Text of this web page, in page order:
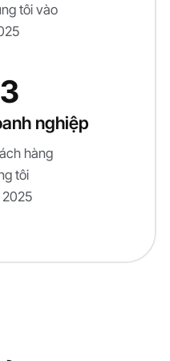
tôi vào
nghiệp
hàng
tôi